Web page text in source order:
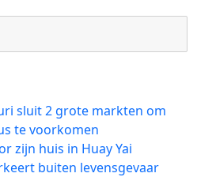
sluit 2 grote markten om
te voorkomen
zijn huis in Huay Yai
buiten levensgevaar